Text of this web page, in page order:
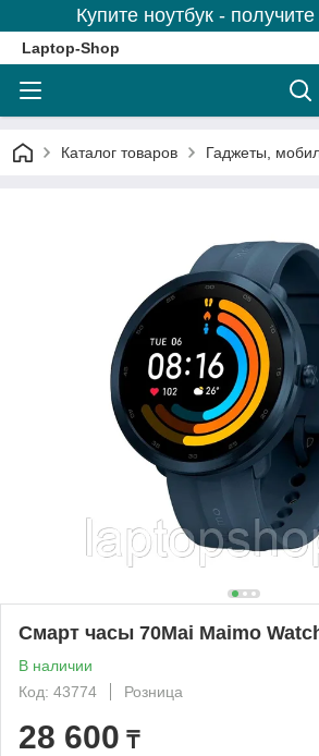
Купите ноутбук -
Laptop-Shop
Каталог товаров Гаджеты,
Смарт часы 70Mai Maimo
В наличии
Код: 43774
Розница
28 600 ₸